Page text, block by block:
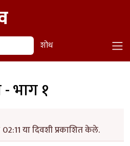
शोध
- भाग १
या दिवशी प्रकाशित केले.